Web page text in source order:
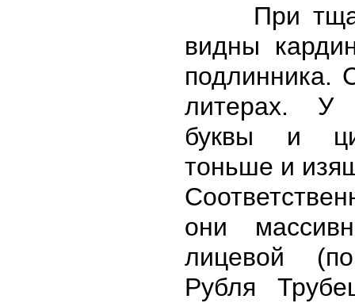
При
видны
подлинника.
литерах. У
буквы и
тоньше и
они
лицевой
Рубля